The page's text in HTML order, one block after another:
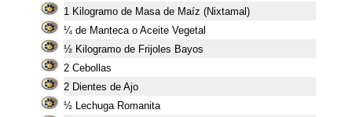
1 Kilogramo de Masa de Maíz (Nixtamal)
¼ de Manteca o Aceite Vegetal
½ Kilogramo de Frijoles Bayos
2 Cebollas
2 Dientes de Ajo
½ Lechuga Romanita